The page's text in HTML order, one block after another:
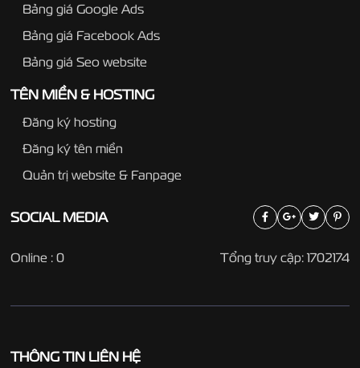
Bảng giá Google Ads
Bảng giá Facebook Ads
Bảng giá Seo website
TÊN MIỀN & HOSTING
Đăng ký hosting
Đăng ký tên miền
Quản trị website & Fanpage
SOCIALMEDIA
Tổng truy cập: 1702174
Online : 0
THÔNG TIN LIÊN HỆ